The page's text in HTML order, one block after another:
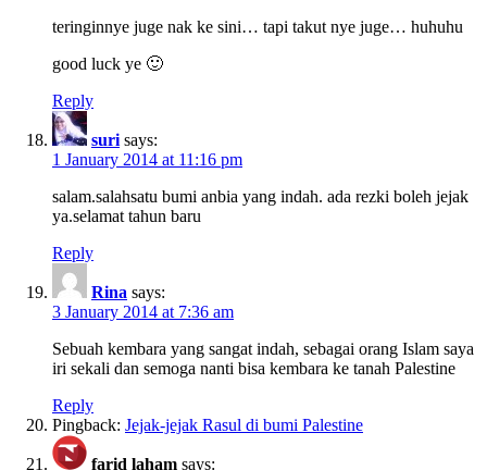
teringinnye juge nak ke sini… tapi takut nye juge… huhuhu
good luck ye 🙂
Reply
suri says:
1 January 2014 at 11:16 pm
salam.salahsatu bumi anbia yang indah. ada rezki boleh jejak
ya.selamat tahun baru
Reply
Rina says:
3 January 2014 at 7:36 am
Sebuah kembara yang sangat indah, sebagai orang Islam saya
iri sekali dan semoga nanti bisa kembara ke tanah Palestine
Reply
Pingback: Jejak-jejak Rasul di bumi Palestine
farid laham says: